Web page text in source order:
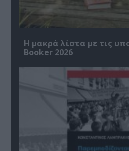
Η μακρά λίστα με τις
Booker 2026